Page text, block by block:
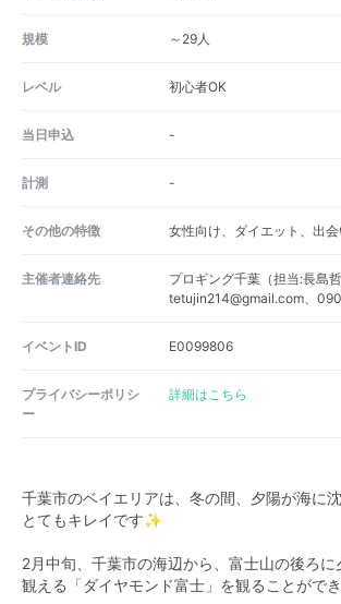
規模 ～29人
レベル 初心者OK
当日申込 -
計測 -
その他の特徴 女性向け、ダイエット、出会
主催者連絡先
プロギング千葉（担当:長島哲
tetujin214@gmail.com、
イベントID E0099806
プライバシーポリシ
ー
詳細はこちら
千葉市のベイエリアは、冬の間、夕陽が海に
とてもキレイです✨
2月中旬、千葉市の海辺から、富士山の後ろに
観える「ダイヤモンド富士」を観ることがで